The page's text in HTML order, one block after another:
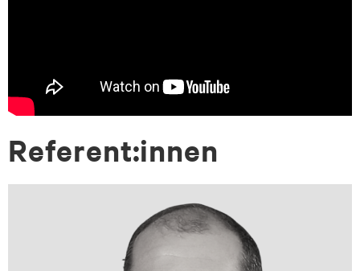
Re­fe­rent:in­nen